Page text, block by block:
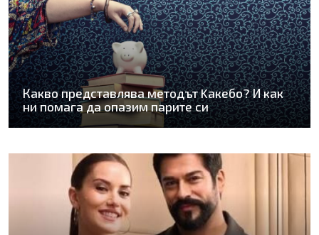
Какво представлява методът Kaкебо? И как
ни помага да опазим парите си